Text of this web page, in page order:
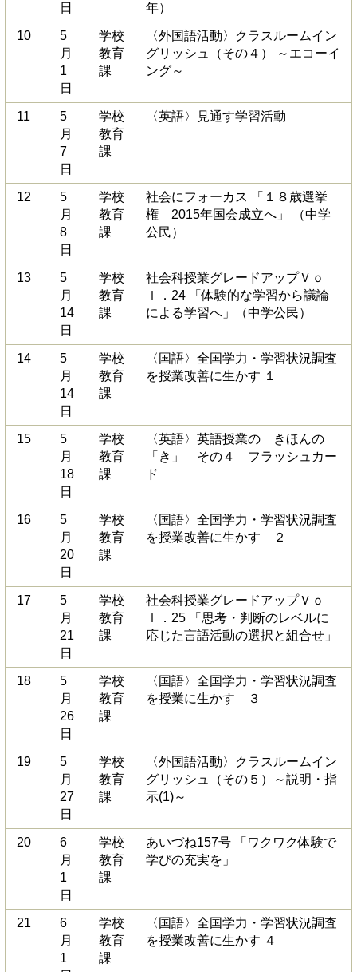
日
年）
10
5
月
1
日
学校
教育
課
〈外国語活動〉クラスルームイン
グリッシュ（その４） ～エコーイ
ング～
11
5
月
7
日
学校
教育
課
〈英語〉見通す学習活動
12
5
月
8
日
学校
教育
課
社会にフォーカス 「１８歳選挙
権 2015年国会成立へ」 （中学
公民）
13
5
月
14
日
学校
教育
課
社会科授業グレードアップＶｏ
ｌ．24 「体験的な学習から議論
による学習へ」（中学公民）
14
5
月
14
日
学校
教育
課
〈国語〉全国学力・学習状況調査
を授業改善に生かす １
15
5
月
18
日
学校
教育
課
〈英語〉英語授業の きほんの
「き」 その４ フラッシュカー
ド
16
5
月
20
日
学校
教育
課
〈国語〉全国学力・学習状況調査
を授業改善に生かす ２
17
5
月
21
日
学校
教育
課
社会科授業グレードアップＶｏ
ｌ．25 「思考・判断のレベルに
応じた言語活動の選択と組合せ」
18
5
月
26
日
学校
教育
課
〈国語〉全国学力・学習状況調査
を授業に生かす ３
19
5
月
27
日
学校
教育
課
〈外国語活動〉クラスルームイン
グリッシュ（その５）～説明・指
示(1)～
20
6
月
1
日
学校
教育
課
あいづね157号 「ワクワク体験で
学びの充実を」
21
6
月
1
学校
教育
課
〈国語〉全国学力・学習状況調査
を授業改善に生かす ４